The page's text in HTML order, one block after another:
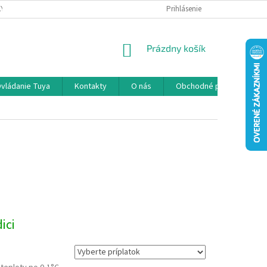
PODMIENKY OCHRANY OSOBNÝCH ÚDAJOVPrihlásenie
NÁKUPNÝ
Prázdny košík
Tuya Kontakty O nás Obchodné podmienky